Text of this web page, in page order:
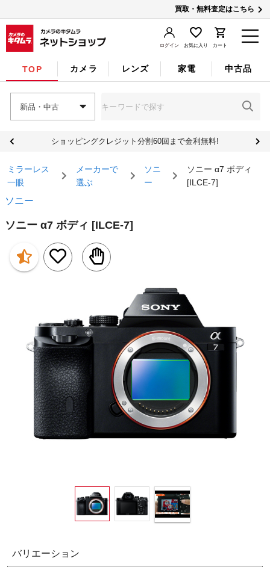
買取・無料査定はこちら
ログイン お気に入り カート
TOP カメラ レンズ 家電 中古品
新品・中古
ショッピングクレジット分割60回まで金利無料!
ミラーレス
一眼
メーカーで
選ぶ
ソニ
ー
ソニー α7 ボディ
[ILCE-7]
ソニー
ソニー α7 ボディ [ILCE-7]
バリエーション